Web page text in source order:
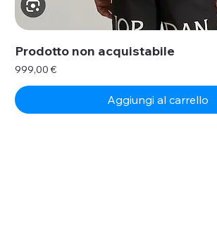
Prodotto non acquistabile
Prezzo
999,00 €
Aggiungi al carrello